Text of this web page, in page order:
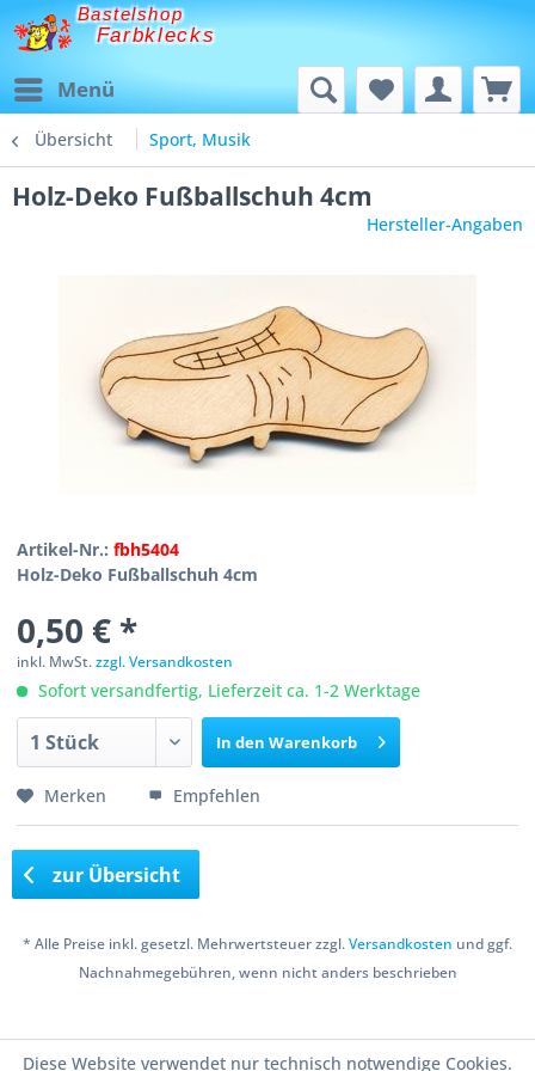
Bastelshop
Farbklecks
Menü
Übersicht Sport, Musik
Holz-Deko Fußballschuh 4cm
Hersteller-Angaben
Artikel-Nr.:fbh5404
Holz-Deko Fußballschuh 4cm
0,50 € *
inkl. MwSt.zzgl. Versandkosten
Sofort versandfertig, Lieferzeit ca. 1-2 Werktage
In den Warenkorb
Merken Empfehlen
zur Übersicht
* Alle Preise inkl. gesetzl. Mehrwertsteuer zzgl.Versandkosten und ggf.
Nachnahmegebühren, wenn nicht anders beschrieben
Diese Website verwendet nur technisch notwendige Cookies.